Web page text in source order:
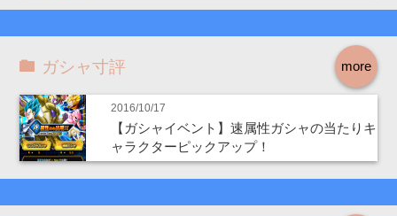
more
ガシャ寸評
2016/10/17
【ガシャイベント】速属性ガシャの当たりキ
ャラクターピックアップ！